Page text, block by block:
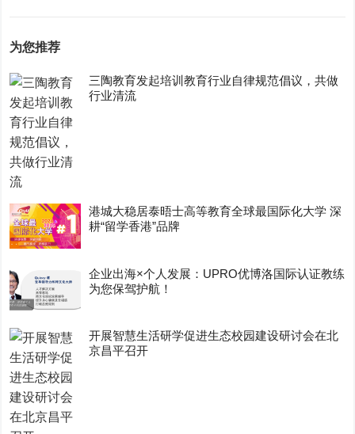
为您推荐
三陶教育发起培训教育行业自律规范倡议，共做
行业清流
港城大稳居泰晤士高等教育全球最国际化大学 深
耕“留学香港”品牌
企业出海×个人发展：UPRO优博洛国际认证教练
为您保驾护航！
开展智慧生活研学促进生态校园建设研讨会在北
京昌平召开